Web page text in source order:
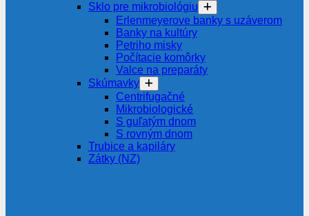
Sklo pre mikrobiológiu
Erlenmeyerove banky s uzáverom
Banky na kultúry
Petriho misky
Počítacie komôrky
Valce na preparáty
Skúmavky
Centrifugačné
Mikrobiologické
S guľatým dnom
S rovným dnom
Trubice a kapiláry
Zátky (NZ)